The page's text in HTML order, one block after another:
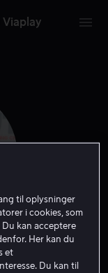
Viaplay
til oplysninger
i cookies, som
kan acceptere
Her kan du
et
Du kan til